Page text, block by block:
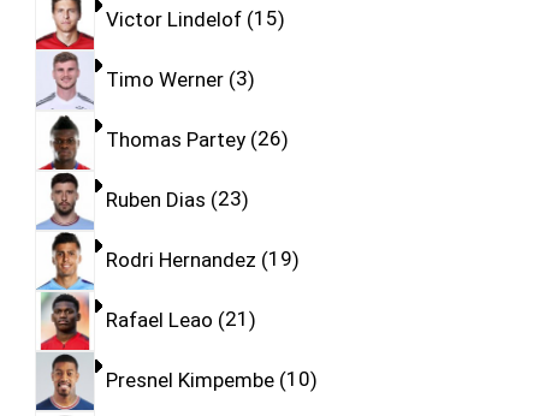
Victor Lindelof 15
Timo Werner 3
Thomas Partey 26
Ruben Dias 23
Rodri Hernandez 19
Rafael Leao 21
Presnel Kimpembe 10